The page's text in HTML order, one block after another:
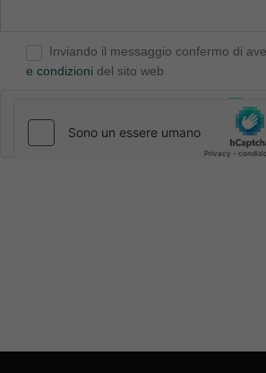
Inviando il messaggio confermo di
e condizioni del sito web